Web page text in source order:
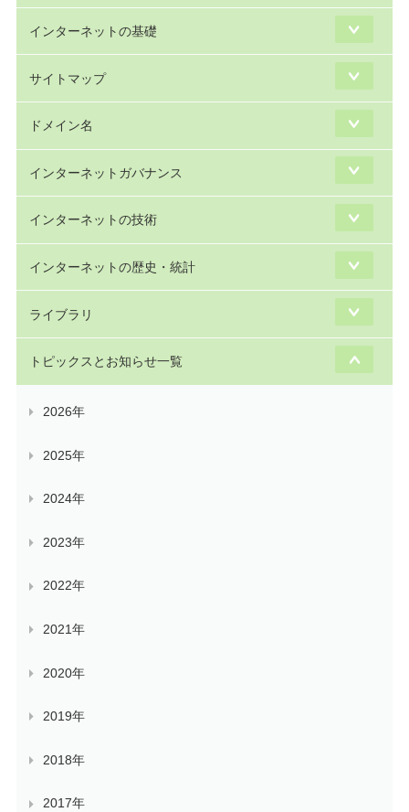
インターネットの基礎
サイトマップ
ドメイン名
インターネットガバナンス
インターネットの技術
インターネットの歴史・統計
ライブラリ
トピックスとお知らせ一覧
2026年
2025年
2024年
2023年
2022年
2021年
2020年
2019年
2018年
2017年